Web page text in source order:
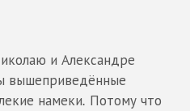
и Александре
вышеприведённые
намеки. Потому что